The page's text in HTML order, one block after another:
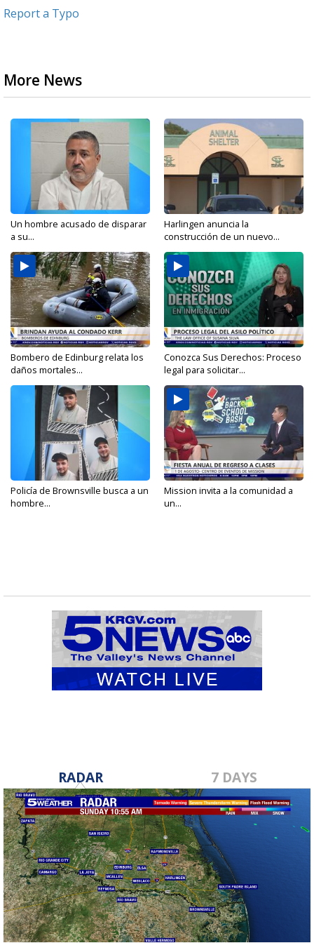
Report a Typo
More News
Un hombre acusado de disparar
a su...
Harlingen anuncia la
construcción de un nuevo...
Bombero de Edinburg relata los
daños mortales...
Conozca Sus Derechos: Proceso
legal para solicitar...
Policía de Brownsville busca a un
hombre...
Mission invita a la comunidad a
un...
RADAR 7 DAYS